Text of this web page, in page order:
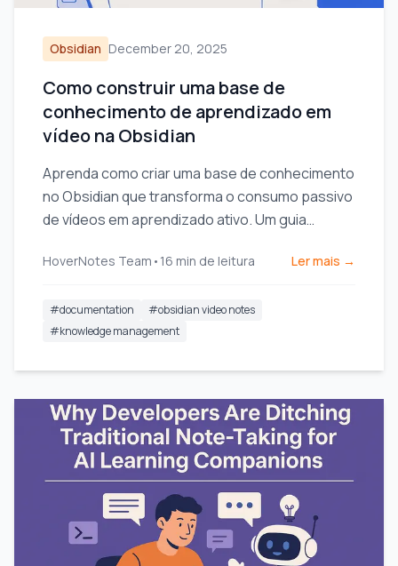
Obsidian December 20, 2025
Como construir uma base de
conhecimento de aprendizado em
vídeo na Obsidian
Aprenda como criar uma base de conhecimento
no Obsidian que transforma o consumo passivo
de vídeos em aprendizado ativo. Um guia
anotações.
HoverNotes Team • 16 min de leitura Ler mais →
#documentation #obsidian video notes
#knowledge management